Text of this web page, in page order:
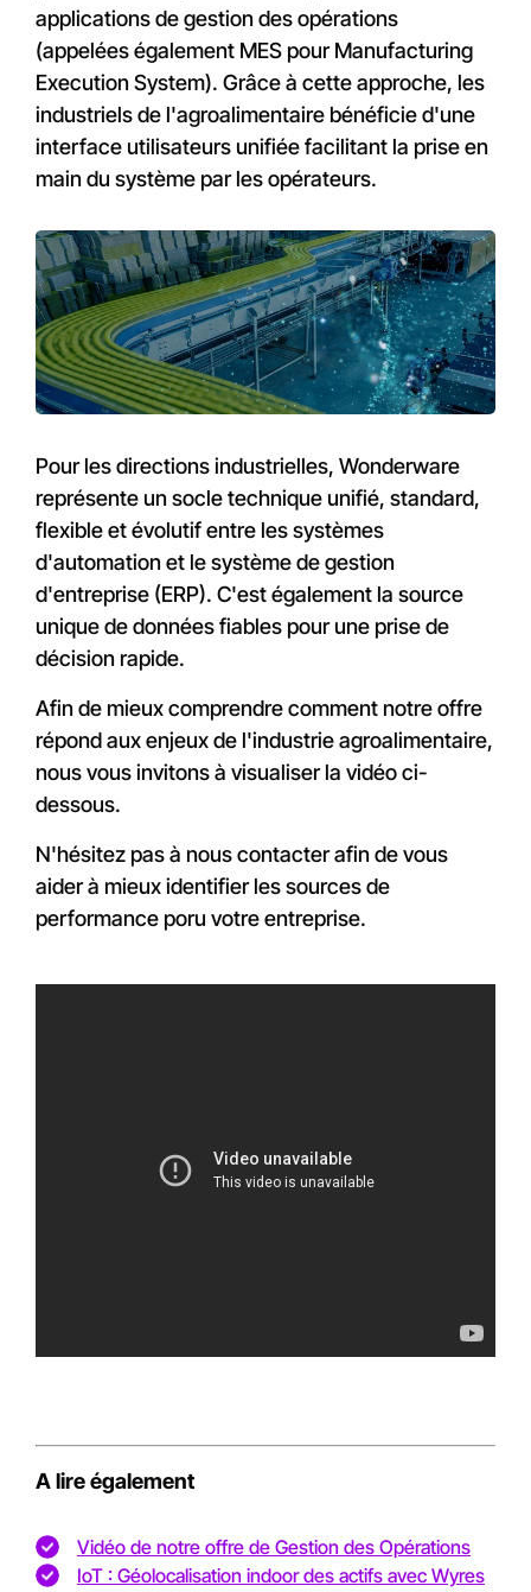
applications de gestion des opérations
(appelées également MES pour Manufacturing
Execution System). Grâce à cette approche, les
industriels de l'agroalimentaire bénéficie d'une
interface utilisateurs unifiée facilitant la prise en
main du système par les opérateurs.
Pour les directions industrielles, Wonderware
représente un socle technique unifié, standard,
flexible et évolutif entre les systèmes
d'automation et le système de gestion
d'entreprise (ERP). C'est également la source
unique de données fiables pour une prise de
décision rapide.
Afin de mieux comprendre comment notre offre
répond aux enjeux de l'industrie agroalimentaire,
nous vous invitons à visualiser la vidéo ci-
dessous.
N'hésitez pas à nous contacter afin de vous
aider à mieux identifier les sources de
performance poru votre entreprise.
A lire également
Vidéo de notre offre de Gestion des Opérations
IoT : Géolocalisation indoor des actifs avec Wyres